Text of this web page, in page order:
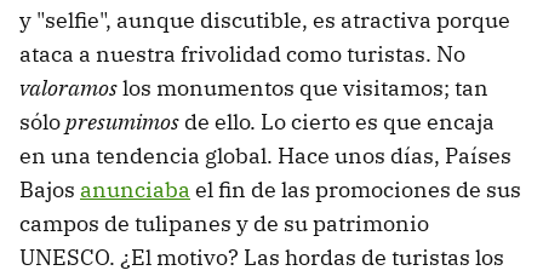
y "selfie", aunque discutible, es atractiva porque
ataca a nuestra frivolidad como turistas. No
valoramoslos monumentos que visitamos; tan
sólopresumimos de ello. Lo cierto es que encaja
en una tendencia global. Hace unos días, Países
Bajos anunciaba el fin de las promociones de sus
campos de tulipanes y de su patrimonio
UNESCO. ¿El motivo? Las hordas de turistas los